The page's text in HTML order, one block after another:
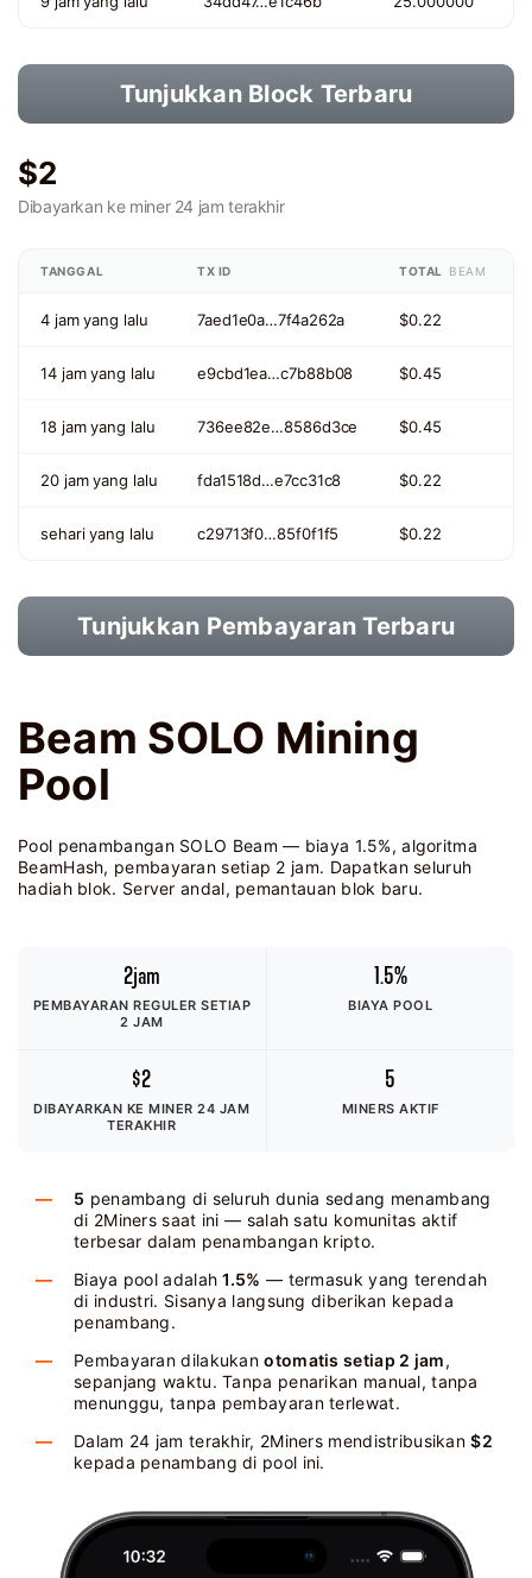
Tunjukkan Block Terbaru
$2
Dibayarkan ke miner 24 jam terakhir
TANGGAL TX ID TOTAL BEAM
4 jam yang lalu 7aed1e0a…7f4a262a $0.22
14 jam yang lalu e9cbd1ea…c7b88b08 $0.45
18 jam yang lalu 736ee82e…8586d3ce $0.45
20 jam yang lalu fda1518d…e7cc31c8 $0.22
sehari yang lalu c29713f0…85f0f1f5 $0.22
Tunjukkan Pembayaran Terbaru
Beam SOLO Mining
Pool
Pool penambangan SOLO Beam — biaya 1.5%, algoritma
BeamHash, pembayaran setiap 2 jam. Dapatkan seluruh
hadiah blok. Server andal, pemantauan blok baru.
2jam
PEMBAYARAN REGULER SETIAP
2 JAM
1.5%
BIAYA POOL
$2
DIBAYARKAN KE MINER24 JAM
TERAKHIR
5
MINERS AKTIF
5 penambang di seluruh dunia sedang menambang
di 2Miners saat ini — salah satu komunitas aktif
terbesar dalam penambangan kripto.
Biaya pool adalah1.5% — termasuk yang terendah
di industri. Sisanya langsung diberikan kepada
penambang.
Pembayaran dilakukanotomatis setiap 2 jam,
sepanjang waktu. Tanpa penarikan manual, tanpa
menunggu, tanpa pembayaran terlewat.
Dalam 24 jam terakhir, 2Miners mendistribusikan$2
kepada penambang di pool ini.